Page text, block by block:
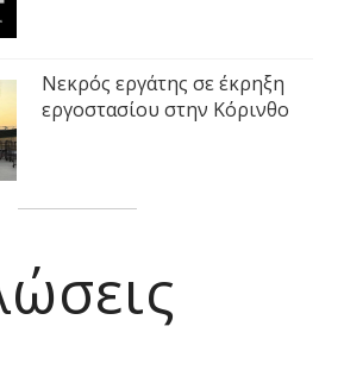
Νεκρός εργάτης σε έκρηξη
εργοστασίου στην Κόρινθο